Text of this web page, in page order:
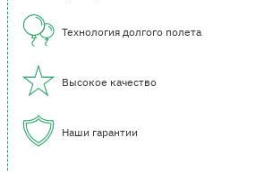
Технология долгого полета
Высокое качество
Наши гарантии